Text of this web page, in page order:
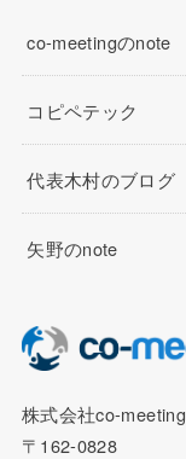
co-meetingのnote
コピペテック
代表木村のブログ
矢野のnote
株式会社co-meeting
〒162-0828